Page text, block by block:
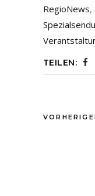
RegioNews,
TEILEN: